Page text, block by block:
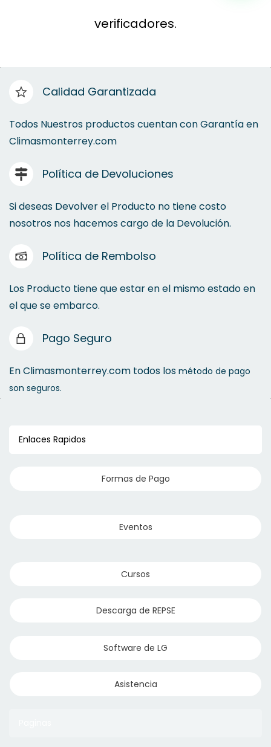
verificadores.
Calidad Garantizada
Todos Nuestros productos cuentan con Garantía en
Climasmonterrey.com
Política de Devoluciones
Si deseas Devolver el Producto no tiene costo
nosotros nos hacemos cargo de la Devolución.
Política de Rembolso
Los Producto tiene que estar en el mismo estado en
el que se embarco.
Pago Seguro
En Climasmonterrey.com todos los método de pago
son seguros.
Enlaces Rapidos
Formas de Pago
Eventos
Cursos
Descarga de REPSE
Software de LG
Asistencia